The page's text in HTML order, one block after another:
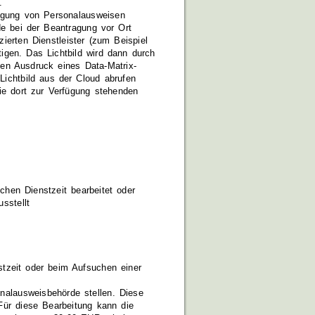
von Personalausweisen
bei der Beantragung vor Ort
Dienstleister (zum Beispiel
Das Lichtbild wird dann durch
Ausdruck eines Data-Matrix-
aus der Cloud abrufen
dort zur Verfügung stehenden
Dienstzeit bearbeitet oder
oder beim Aufsuchen einer
stellen. Diese
diese Bearbeitung kann die